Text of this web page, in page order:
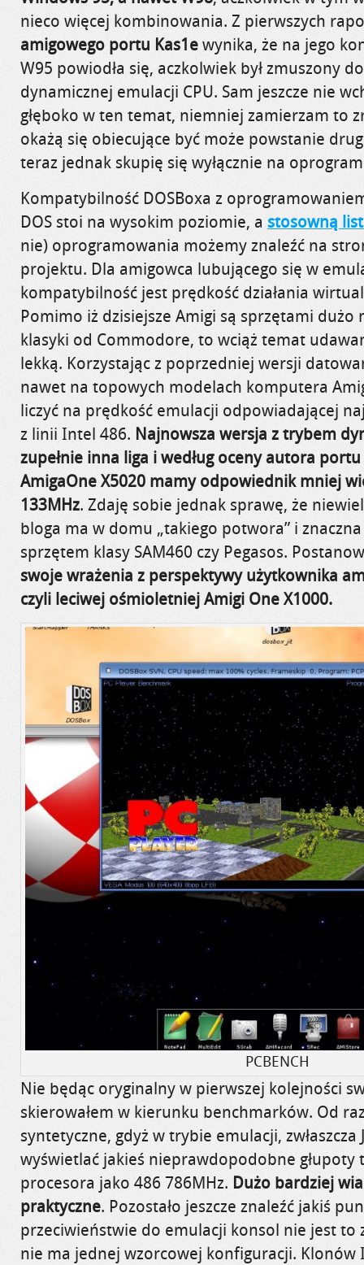
nieco więcej kombinowania. Z pierwszych
amigowego portu Kas1ewynika, że na jego
W95 powiodła się, aczkolwiek był zmuszony
dynamicznej emulacji CPU. Sam jeszcze nie
głęboko w ten temat, niemniej zamierzam to
okażą się obiecujące być może powstanie
teraz jednak skupię się wyłącznie na
Kompatybilność DOSBoxa z
DOS stoi na wysokim poziomie, a stosowną
nie) oprogramowania możemy znaleźć na
projektu. Dla amigowca lubującego się w
kompatybilność jest prędkość działania
Pomimo iż dzisiejsze Amigi są sprzętami dużo
klasyki od Commodore, to wciąż temat
lekką. Korzystając z poprzedniej wersji
nawet na topowych modelach komputera
liczyć na prędkość emulacji odpowiadającej
z linii Intel 486. Najnowsza wersja z trybem
zupełnie inna liga i według oceny autora
AmigaOne X5020 mamy odpowiednik mniej
133MHz. Zdaję sobie jednak sprawę, że
bloga ma w domu „takiego potwora” i
sprzętem klasy SAM460 czy Pegasos.
swoje wrażenia z perspektywy użytkownika
czyli leciwej ośmioletniej Amigi One X1000.
PCBENCH
Nie będąc oryginalny w pierwszej kolejności
skierowałem w kierunku benchmarków. Od
syntetyczne, gdyż w trybie emulacji, zwłaszcza
wyświetlać jakieś nieprawdopodobne
procesora jako 486 786MHz. Dużo bardziej
praktyczne. Pozostało jeszcze znaleźć jakiś
przeciwieństwie do emulacji konsol nie jest to
nie ma jednej wzorcowej konfiguracji. Klonów